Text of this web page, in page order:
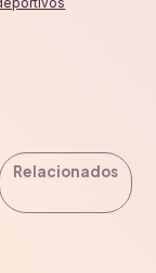
Relacionados